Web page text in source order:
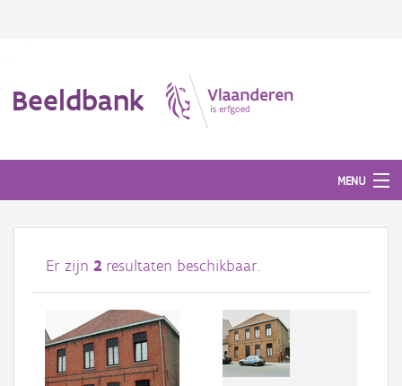
Beeldbank
MENU
Afbeeldingen
#BeeldIndeKijker
Hergebruik
Over ons
Er zijn 2 resultaten beschikbaar.